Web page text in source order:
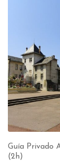
Guía Privado
(2h)